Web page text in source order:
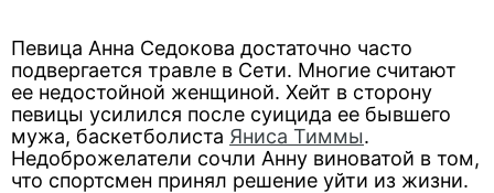
Певица Анна Седокова достаточно часто
подвергается травле в Сети. Многие считают
ее недостойной женщиной. Хейт в сторону
певицы усилился после суицида ее бывшего
мужа, баскетболиста Яниса Тиммы.
Недоброжелатели сочли Анну виноватой в том,
что спортсмен принял решение уйти из жизни.